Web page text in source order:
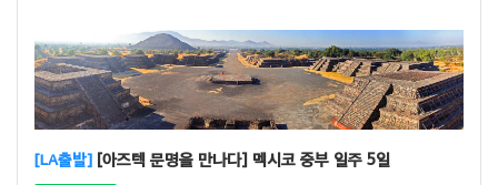
[LA출발] [아즈텍 문명을 만나다] 멕시코 중부 일주 5일